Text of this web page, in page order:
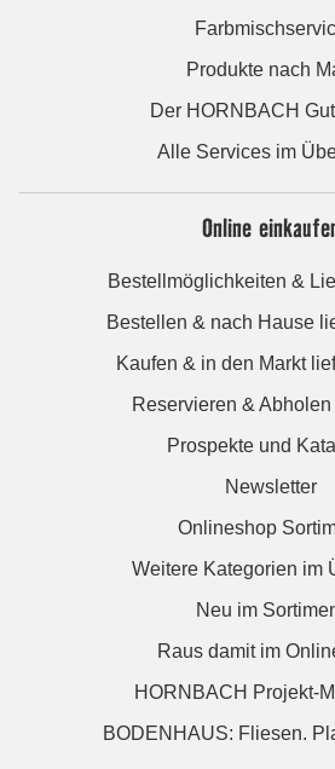
Produkte nach
Der HORNBACH
Alle Services im
Online
Bestellmöglichkeiten &
Bestellen & nach Hause
Kaufen & in den Markt
Reservieren &
Prospekte und
Newsletter
Onlineshop
Weitere Kategorien im
Neu im
Raus damit im
HORNBACH Projekt-
BODENHAUS: Fliesen.